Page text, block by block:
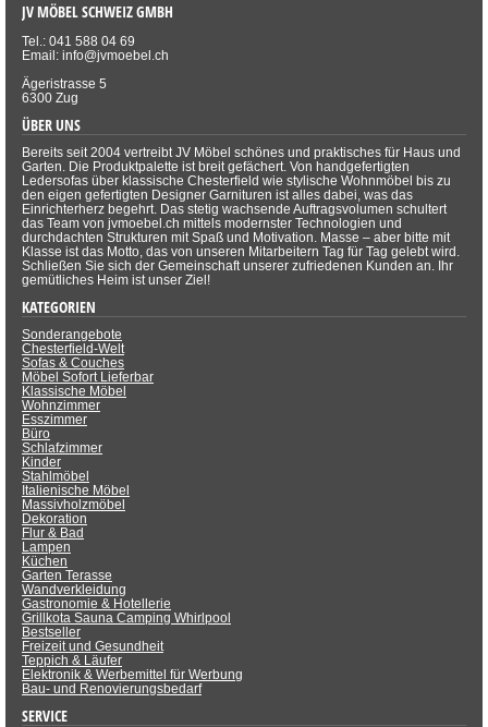
JV MÖBEL SCHWEIZ GMBH
Tel.: 041 588 04 69
Email: info@jvmoebel.ch
Ägeristrasse 5
6300 Zug
ÜBER UNS
Bereits seit 2004 vertreibt JV Möbel schönes und praktisches für Haus und
Garten. Die Produktpalette ist breit gefächert. Von handgefertigten
Ledersofas über klassische Chesterfield wie stylische Wohnmöbel bis zu
den eigen gefertigten Designer Garnituren ist alles dabei, was das
Einrichterherz begehrt. Das stetig wachsende Auftragsvolumen schultert
das Team von jvmoebel.ch mittels modernster Technologien und
durchdachten Strukturen mit Spaß und Motivation. Masse – aber bitte mit
Klasse ist das Motto, das von unseren Mitarbeitern Tag für Tag gelebt wird.
Schließen Sie sich der Gemeinschaft unserer zufriedenen Kunden an. Ihr
gemütliches Heim ist unser Ziel!
KATEGORIEN
Sonderangebote
Chesterfield-Welt
Sofas & Couches
Möbel Sofort Lieferbar
Klassische Möbel
Wohnzimmer
Esszimmer
Büro
Schlafzimmer
Kinder
Stahlmöbel
Italienische Möbel
Massivholzmöbel
Dekoration
Flur & Bad
Lampen
Küchen
Garten Terasse
Wandverkleidung
Gastronomie & Hotellerie
Grillkota Sauna Camping Whirlpool
Bestseller
Freizeit und Gesundheit
Teppich & Läufer
Elektronik & Werbemittel für Werbung
Bau- und Renovierungsbedarf
SERVICE